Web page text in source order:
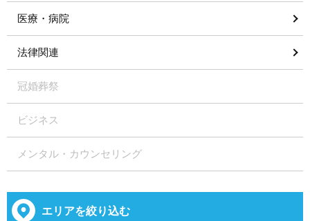
医療・病院
法律関連
冠婚葬祭
ビジネス
メンタル・カウンセリング
エリアを絞り込む